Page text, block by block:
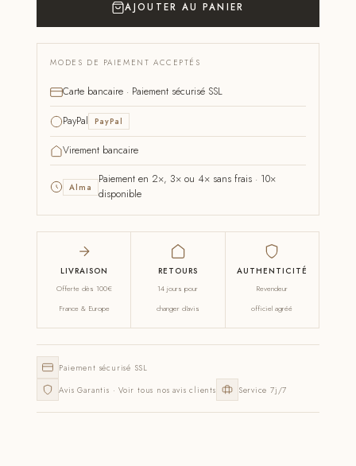
AJOUTER AU PANIER
MODES DE PAIEMENT ACCEPTÉS
Carte bancaire · Paiement sécurisé SSL
PayPal PayPal
Virement bancaire
Alma
Paiement en 2×, 3× ou 4× sans frais · 10×
disponible
LIVRAISON
Offerte dès 100€
France & Europe
RETOURS
14 jours pour
changer d'avis
AUTHENTICITÉ
Revendeur
officiel agréé
Paiement sécurisé SSL
Avis Garantis · Voir tous nos avis clients
Service 7j/7